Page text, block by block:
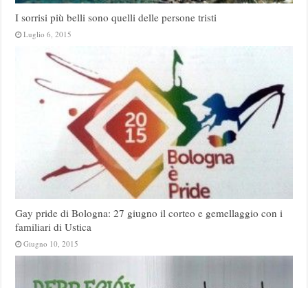
I sorrisi più belli sono quelli delle persone tristi
Luglio 6, 2015
Gay pride di Bologna: 27 giugno il corteo e gemellaggio con i
familiari di Ustica
Giugno 10, 2015